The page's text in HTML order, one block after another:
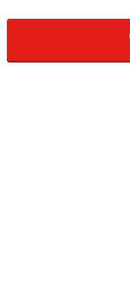
ますが、今まで500人
は聞いたことがあり
う？ いったいなぜ、